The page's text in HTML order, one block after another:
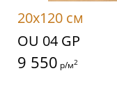
20x120 см
OU 04 GP
9 550 р/м2